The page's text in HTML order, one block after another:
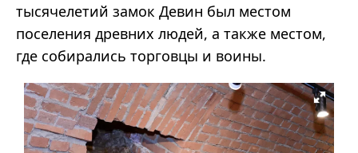
тысячелетий замок Девин был местом
поселения древних людей, а также местом,
где собирались торговцы и воины.